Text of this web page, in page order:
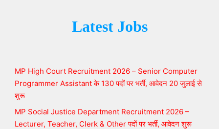
Latest Jobs
MP High Court Recruitment 2026 – Senior Computer
Programmer Assistant के 130 पदों पर भर्ती, आवेदन 20 जुलाई से
शुरू
MP Social Justice Department Recruitment 2026 –
Lecturer, Teacher, Clerk & Other पदों पर भर्ती, आवेदन शुरू